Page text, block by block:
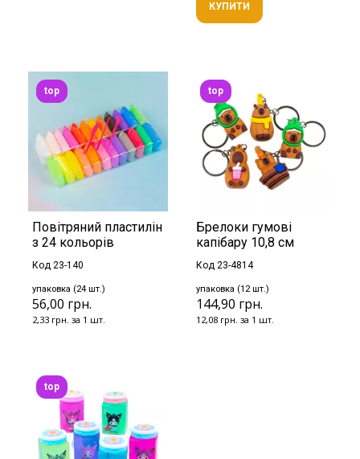
КУПИТИ
Повітряний пластилін
з 24 кольорів
Код 23-140
упаковка (24 шт.)
56,00 грн.
2,33 грн. за 1 шт.
top
Брелоки гумові
капібару 10,8 см
Код 23-4814
упаковка (12 шт.)
144,90 грн.
12,08 грн. за 1 шт.
top
top